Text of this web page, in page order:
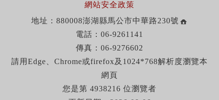
網站安全政策
地址：880008澎湖縣馬公市中華路230號
電話：06-9261141
傳真：06-9276602
請用Edge、Chrome或firefox及1024*768解析度瀏覽本
網頁
您是第 4938216 位瀏覽者